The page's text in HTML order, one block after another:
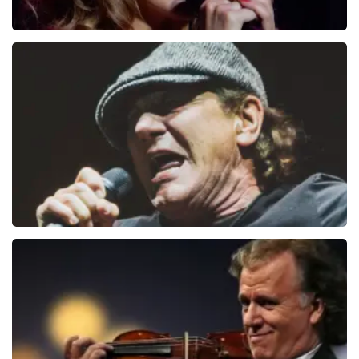
Kylie Minogue
36reviews
BEKIJKEN
BEKIJKEN